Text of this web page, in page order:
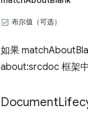
布尔值（可选）
如果
about:srcdoc 框架
Document